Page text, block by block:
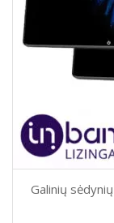
Galinių